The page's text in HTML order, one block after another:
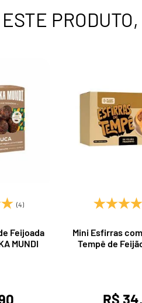
PRODUTO,
(4)
Feijoada
MUNDI
Mini Esfirras
Tempê de
R$